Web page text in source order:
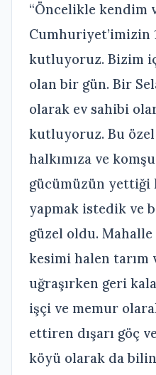
“Öncelikle kendim
Cumhuriyet’imizin
kutluyoruz. Bizim
olan bir gün. Bir
olarak ev sahibi
kutluyoruz. Bu
halkımıza ve
gücümüzün yettiği
yapmak istedik ve
güzel oldu.
kesimi halen tarım
uğraşırken geri
işçi ve memur
ettiren dışarı göç
köyü olarak da